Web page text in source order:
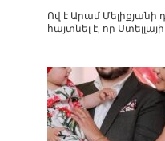
Ով է Արամ Մելիքյանի
հայտնել է, որ